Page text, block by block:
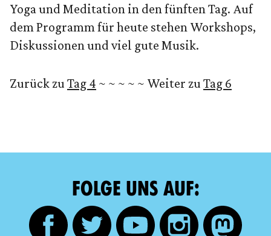
Yoga und Meditation in den fünften Tag. Auf
dem Programm für heute stehen Workshops,
Diskussionen und viel gute Musik.
Zurück zu Tag 4 ~ ~ ~ ~ ~ Weiter zu Tag 6
FOLGE UNS AUF: